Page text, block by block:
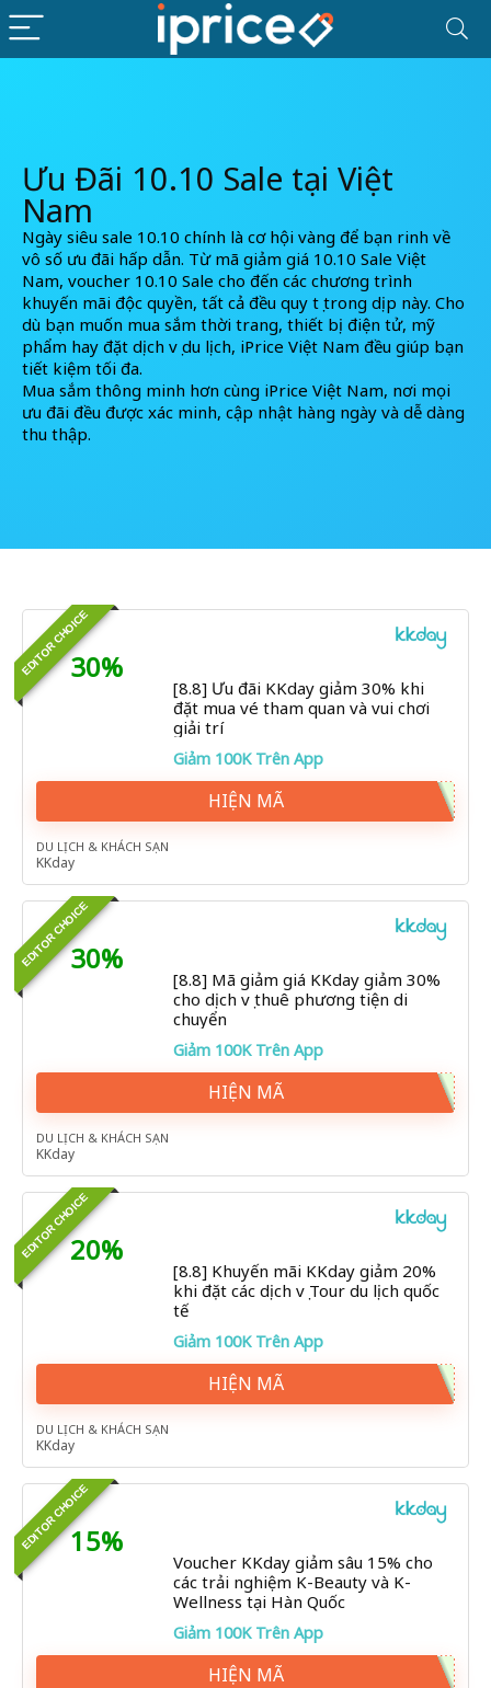
Ưu Đãi 10.10 Sale tại Việt
Nam
Ngày siêu sale 10.10 chính là cơ hội vàng để bạn rinh về
vô số ưu đãi hấp dẫn. Từ mã giảm giá 10.10 Sale Việt
Nam, voucher 10.10 Sale cho đến các chương trình
khuyến mãi độc quyền, tất cả đều quy tụ trong dịp này. Cho
dù bạn muốn mua sắm thời trang, thiết bị điện tử, mỹ
phẩm hay đặt dịch vụ du lịch, iPrice Việt Nam đều giúp bạn
tiết kiệm tối đa.
Mua sắm thông minh hơn cùng iPrice Việt Nam, nơi mọi
ưu đãi đều được xác minh, cập nhật hàng ngày và dễ dàng
thu thập.
EDITOR CHOICE30%
[8.8] Ưu đãi KKday giảm 30% khi
đặt mua vé tham quan và vui chơi
giải trí
Giảm 100K Trên App
HIỆN MÃ
DU LỊCH & KHÁCH SẠN
KKday
EDITOR CHOICE30%
[8.8] Mã giảm giá KKday giảm 30%
cho dịch vụ thuê phương tiện di
chuyển
Giảm 100K Trên App
HIỆN MÃ
DU LỊCH & KHÁCH SẠN
KKday
EDITOR CHOICE20%
[8.8] Khuyến mãi KKday giảm 20%
khi đặt các dịch vụ Tour du lịch quốc
tế
Giảm 100K Trên App
HIỆN MÃ
DU LỊCH & KHÁCH SẠN
KKday
EDITOR CHOICE15%
Voucher KKday giảm sâu 15% cho
các trải nghiệm K-Beauty và K-
Wellness tại Hàn Quốc
Giảm 100K Trên App
HIỆN MÃ